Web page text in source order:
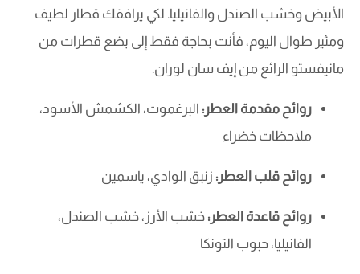
الأبيض وخشب الصندل والفانيليا. لكي يرافقك قطار لطيف
ومثير طوال اليوم، فأنت بحاجة فقط إلى بضع قطرات من
مانيفستو الرائع من إيف سان لوران.
روائح مقدمة العطر: البرغموت، الكشمش الأسود،
ملاحظات خضراء
روائح قلب العطر: زنبق الوادي، ياسمين
روائح قاعدة العطر: خشب الأرز، خشب الصندل،
الفانيليا، حبوب التونكا